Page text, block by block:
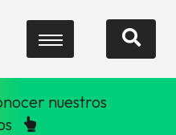
nuestros